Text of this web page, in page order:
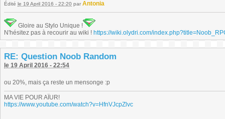
Édité le 19 April 2016 - 22:20 par Antonia
Gloire au Stylo Unique !
N'hésitez pas à recourir au wiki ! https://wiki.olydri.com/
RE: Question Noob Random
le 19 April 2016 - 22:54
ou 20%, mais ça reste un mensonge :p
MA VIE POUR AÏUR!
https://www.youtube.com/watch?v=HfnVJcpZlvc